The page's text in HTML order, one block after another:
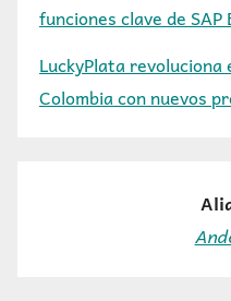
funciones clave de SAP
LuckyPlata
Colombia con nuevos